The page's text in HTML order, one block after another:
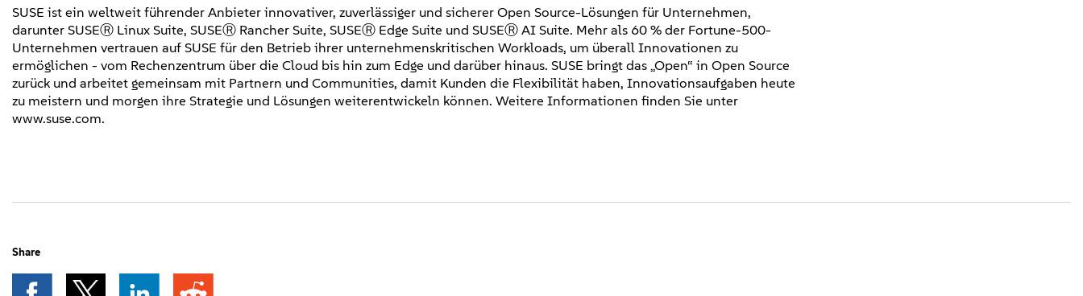
SUSE ist ein weltweit führender Anbieter innovativer, zuverlässiger und sicherer Open Source-Lösungen für Unternehmen,
darunter SUSEⓇ Linux Suite, SUSEⓇ Rancher Suite, SUSEⓇ Edge Suite und SUSEⓇ AI Suite. Mehr als 60 % der Fortune-500-
Unternehmen vertrauen auf SUSE für den Betrieb ihrer unternehmenskritischen Workloads, um überall Innovationen zu
ermöglichen - vom Rechenzentrum über die Cloud bis hin zum Edge und darüber hinaus. SUSE bringt das „Open“ in Open Source
zurück und arbeitet gemeinsam mit Partnern und Communities, damit Kunden die Flexibilität haben, Innovationsaufgaben heute
zu meistern und morgen ihre Strategie und Lösungen weiterentwickeln können. Weitere Informationen finden Sie unter
www.suse.com.
Share